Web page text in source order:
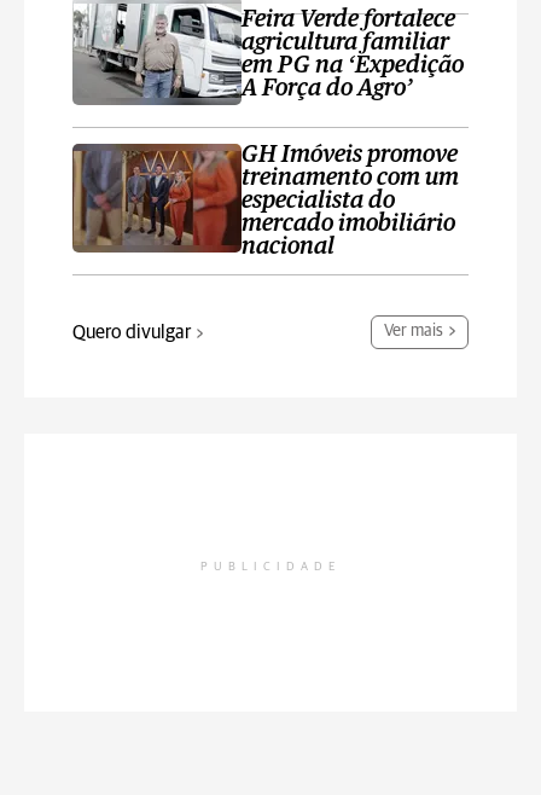
Feira Verde fortalece
agricultura familiar
em PG na ‘Expedição
A Força do Agro’
GH Imóveis promove
treinamento com um
especialista do
mercado imobiliário
nacional
Quero divulgar Ver mais
PUBLICIDADE